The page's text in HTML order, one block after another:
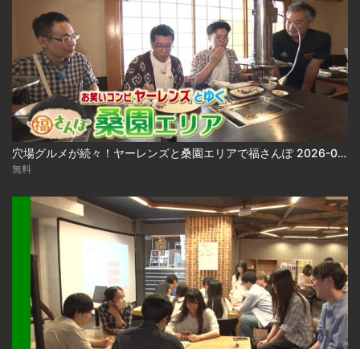
穴場グルメが続々！ヤーレンズと桑園エリアで福さんぽ 2026-08-03
無料